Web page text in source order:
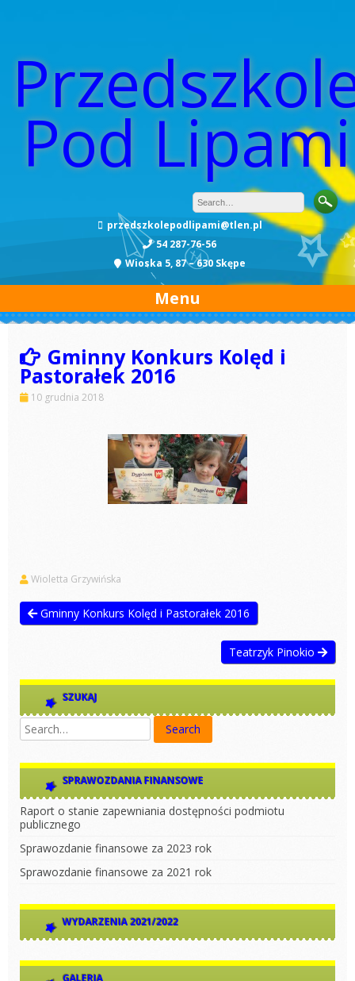
Pod Lipami
przedszkolepodlipami@tlen.pl
54 287-76-56
Wioska 5, 87 – 630 Skępe
Menu
Gminny Konkurs Kolęd i
Pastorałek 2016
10 grudnia 2018
Wioletta Grzywińska
Gminny Konkurs Kolęd i Pastorałek 2016
Teatrzyk Pinokio
SZUKAJ
SPRAWOZDANIA FINANSOWE
Raport o stanie zapewniania dostępności podmiotu
publicznego
Sprawozdanie finansowe za 2023 rok
Sprawozdanie finansowe za 2021 rok
WYDARZENIA 2021/2022
GALERIA